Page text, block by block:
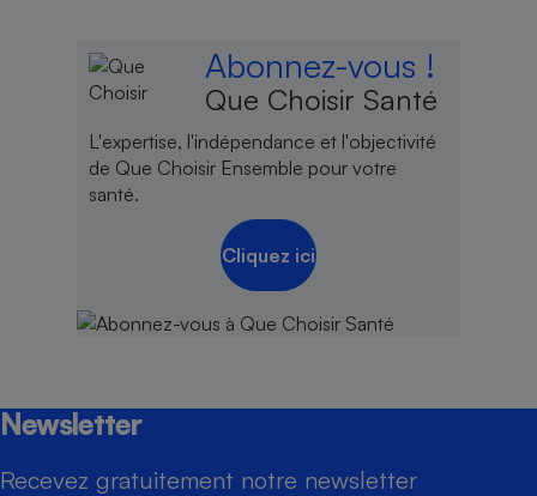
Abonnez-vous !
Que Choisir Santé
L'expertise, l'indépendance et l'objectivité
de Que Choisir Ensemble pour votre
santé.
Cliquez ici
Newsletter
Recevez gratuitement notre newsletter